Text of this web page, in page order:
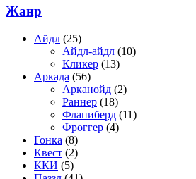
Жанр
Айдл (25)
Айдл-айдл (10)
Кликер (13)
Аркада (56)
Арканойд (2)
Раннер (18)
Флапиберд (11)
Фроггер (4)
Гонка (8)
Квест (2)
ККИ (5)